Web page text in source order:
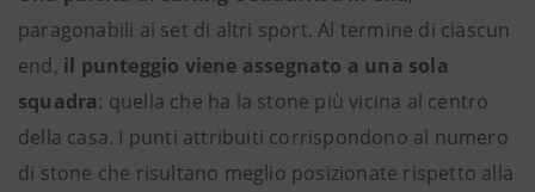
paragonabili ai set di altri sport. Al termine di ciascun
end, il punteggio viene assegnato a una sola
squadra: quella che ha la stone più vicina al centro
della casa. I punti attribuiti corrispondono al numero
di stone che risultano meglio posizionate rispetto alla